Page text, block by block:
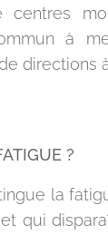
à
directions
?
la
qui